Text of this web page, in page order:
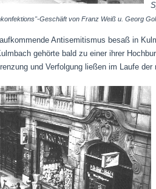
Geschäft von Franz Weiß u. Georg
Antisemitismus besaß in
gehörte bald zu einer ihrer
und Verfolgung ließen im Laufe